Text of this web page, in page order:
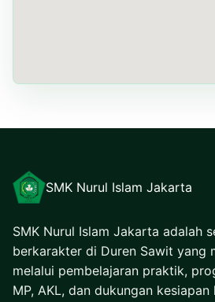
SMK Nurul Islam Jakarta
SMK Nurul Islam Jakarta adalah
berkarakter di Duren Sawit yang
melalui pembelajaran praktik,
MP, AKL, dan dukungan kesiapan